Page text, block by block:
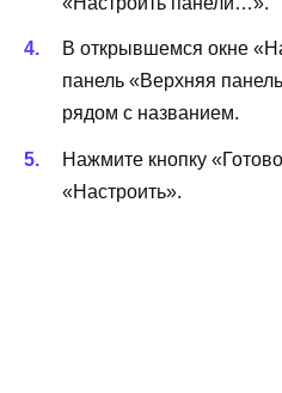
В открывшемся окне
панель «Верхняя
рядом с названием.
Нажмите кнопку
«Настроить».